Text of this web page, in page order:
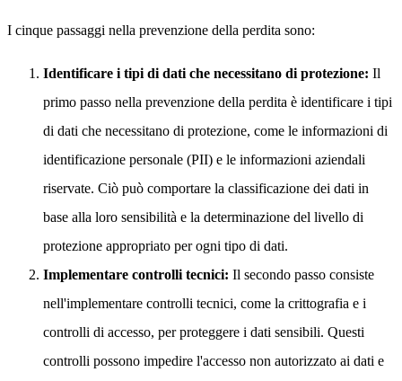
I cinque passaggi nella prevenzione della perdita sono:
Identificare i tipi di dati che necessitano di protezione: Il
primo passo nella prevenzione della perdita è identificare i tipi
di dati che necessitano di protezione, come le informazioni di
identificazione personale (PII) e le informazioni aziendali
riservate. Ciò può comportare la classificazione dei dati in
base alla loro sensibilità e la determinazione del livello di
protezione appropriato per ogni tipo di dati.
Implementare controlli tecnici: Il secondo passo consiste
nell'implementare controlli tecnici, come la crittografia e i
controlli di accesso, per proteggere i dati sensibili. Questi
controlli possono impedire l'accesso non autorizzato ai dati e